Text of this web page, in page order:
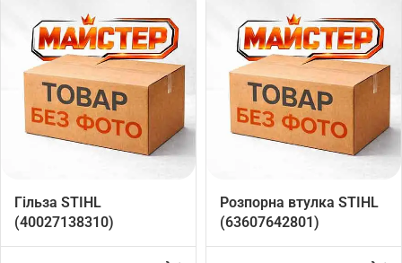
Гільза STIHL
(40027138310)
Розпорна втулка STIHL
(63607642801)